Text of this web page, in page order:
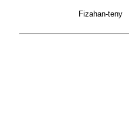
Fizahan-teny